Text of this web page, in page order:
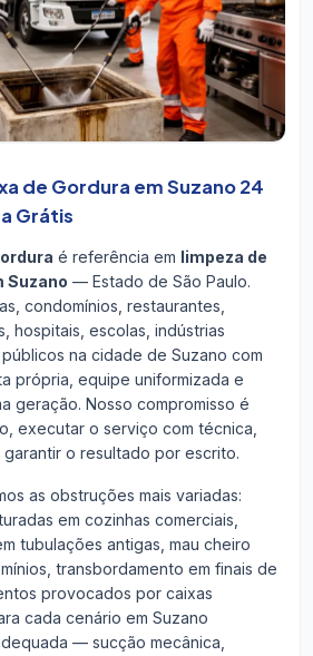
de Gordura em Suzano 24
Grátis
é referência em limpeza de
Suzano — Estado de São Paulo.
condomínios, restaurantes,
hospitais, escolas, indústrias
na cidade de Suzano com
própria, equipe uniformizada e
geração. Nosso compromisso é
executar o serviço com técnica,
o resultado por escrito.
as obstruções mais variadas:
em cozinhas comerciais,
tubulações antigas, mau cheiro
transbordamento em finais de
provocados por caixas
cada cenário em Suzano
— sucção mecânica,